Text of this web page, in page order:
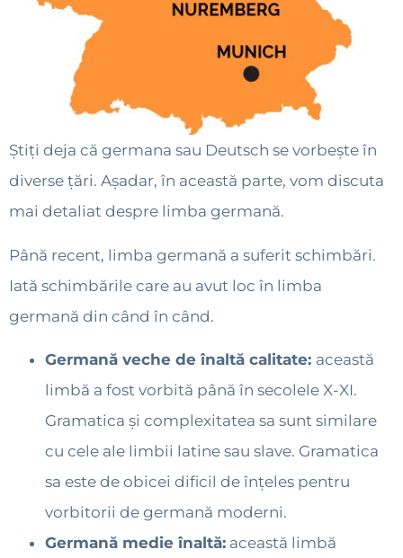
Știți deja că germana sau Deutsch se vorbește în
diverse țări. Așadar, în această parte, vom discuta
mai detaliat despre limba germană.
Până recent, limba germană a suferit schimbări.
Iată schimbările care au avut loc în limba
germană din când în când.
Germană veche de înaltă calitate: această
limbă a fost vorbită până în secolele X-XI.
Gramatica și complexitatea sa sunt similare
cu cele ale limbii latine sau slave. Gramatica
sa este de obicei dificil de înțeles pentru
vorbitorii de germană moderni.
Germană medie înaltă: această limbă